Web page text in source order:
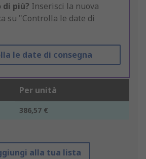
di più? Inserisci la nuova
su "Controlla le date di
le date di consegna
Per unità
386,57 €
alla tua lista